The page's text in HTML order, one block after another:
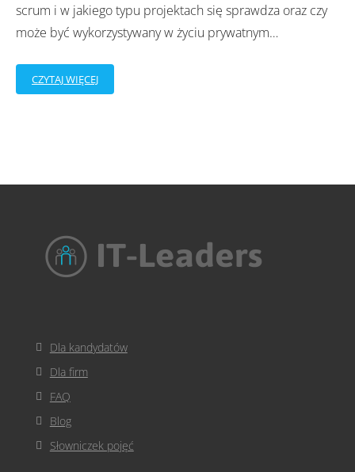
scrum i w jakiego typu projektach się sprawdza oraz czy
może być wykorzystywany w życiu prywatnym…
CZYTAJ WIĘCEJ
Dla kandydatów
Dla firm
FAQ
Blog
Słowniczek pojęć